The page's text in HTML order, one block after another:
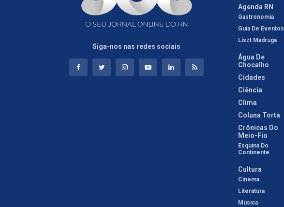
Siga-nos nas redes sociais
Agenda RN
Gastronomia
Guia De Eventos
Liszt Madruga
Água De
Chocalho
Cidades
Ciência
Clima
Coluna Torta
Crônicas Do
Meio-Fio
Esquina Do
Continente
Cultura
Cinema
Literatura
Música